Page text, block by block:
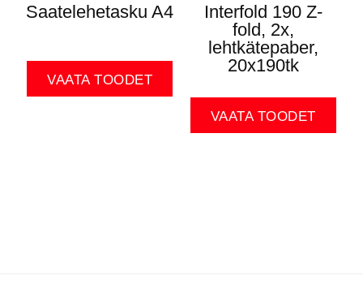
Saatelehetasku A4
VAATA TOODET
Interfold 190 Z-
fold, 2x,
lehtkätepaber,
20x190tk
VAATA TOODET